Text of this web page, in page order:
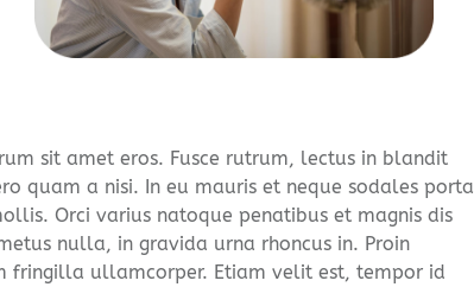
sit amet eros. Fusce rutrum, lectus in blandit
quam a nisi. In eu mauris et neque sodales porta
Orci varius natoque penatibus et magnis dis
nulla, in gravida urna rhoncus in. Proin
fringilla ullamcorper. Etiam velit est, tempor id